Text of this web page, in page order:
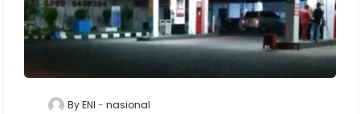
By ENI nasional